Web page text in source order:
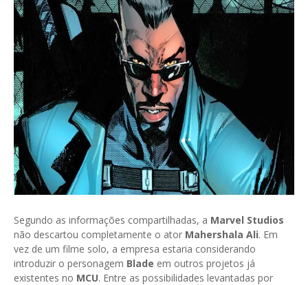
Segundo as informações compartilhadas, a Marvel Studios
não descartou completamente o ator Mahershala Ali. Em
vez de um filme solo, a empresa estaria considerando
introduzir o personagem Blade em outros projetos já
existentes no MCU. Entre as possibilidades levantadas por